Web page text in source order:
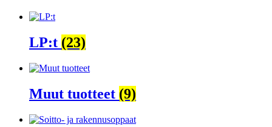
LP:t (23)
Muut tuotteet (9)